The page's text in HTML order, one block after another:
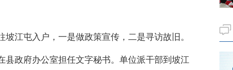
江屯入户，一是做政策宣传，二是寻访故旧。
县政府办公室担任文字秘书。单位派干部到坡江